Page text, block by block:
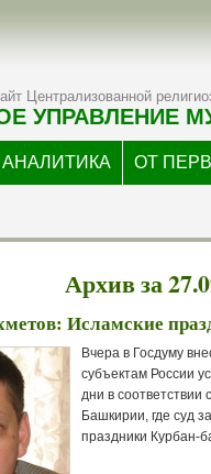
Централизованной
УПРАВЛЕНИЕ
АНАЛИТИКА ОТ
Архив за
Исламские
Вчера в Госдуму
субъектам России
дни в соответствии
Башкирии, где суд
праздники Курбан-